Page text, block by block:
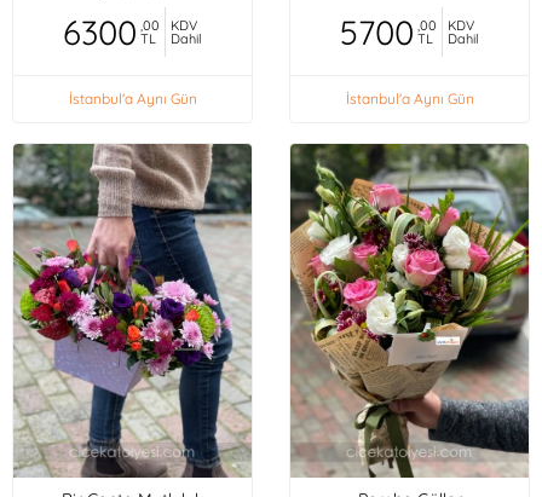
6300 ,00
TL
KDV
Dahil
İstanbul'a Aynı Gün
5700 ,00
TL
KDV
Dahil
İstanbul'a Aynı Gün